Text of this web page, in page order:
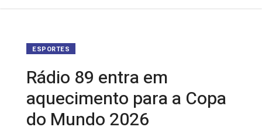
ESPORTES
Rádio 89 entra em
aquecimento para a Copa
do Mundo 2026